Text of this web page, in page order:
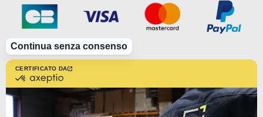
CERTIFICATO DA
-
Scopri
Continua senza consenso